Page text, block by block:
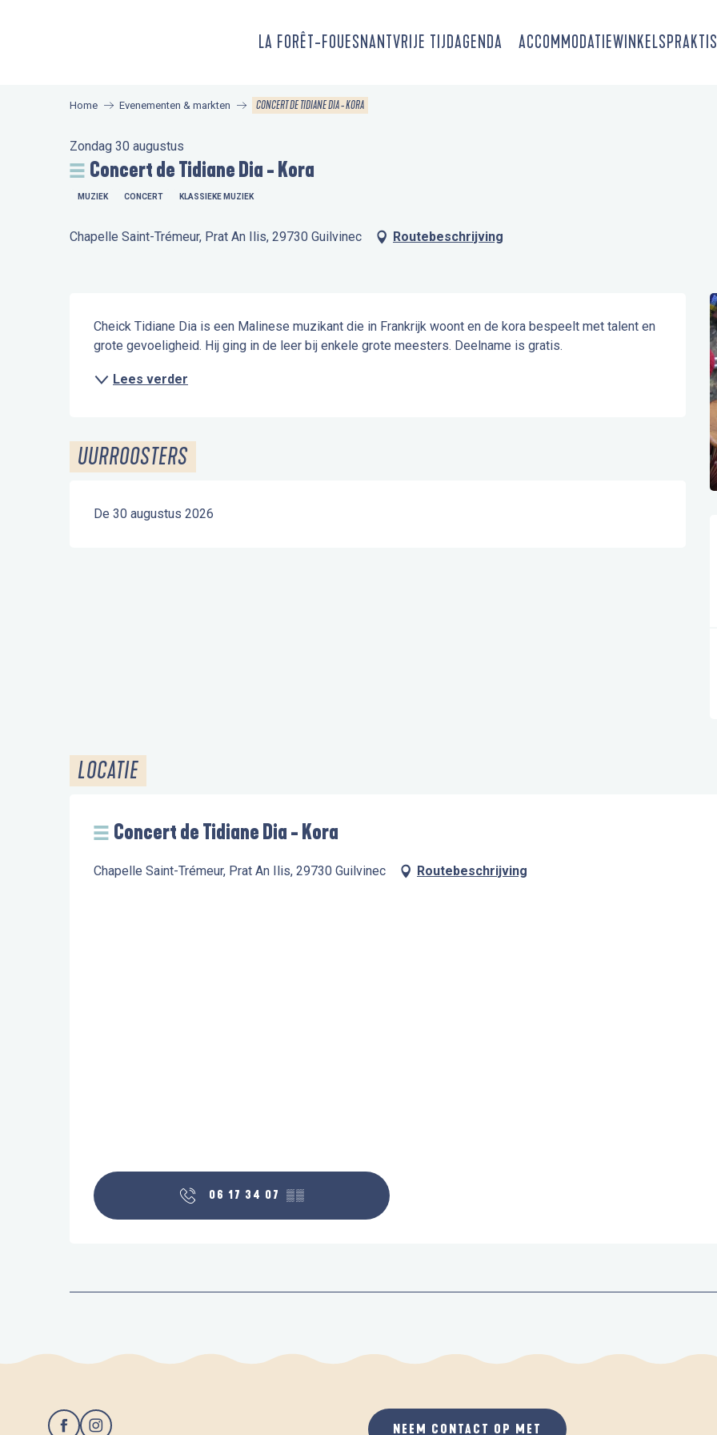
LA FORÊT-FOUESNANTVRIJE TIJDAGENDA ACCOMMODATIEWINKELS
Home Evenementen & markten CONCERT DE TIDIANE DIA - KORA
Zondag 30 augustus
Concert de Tidiane Dia - Kora
MUZIEK CONCERT KLASSIEKE MUZIEK
Chapelle Saint-Trémeur, Prat An Ilis, 29730 Guilvinec Routebeschrijving
Beschrijving
Cheick Tidiane Dia is een Malinese muzikant die in Frankrijk woont en de kora bespeelt met talent en
grote gevoeligheid. Hij ging in de leer bij enkele grote meesters. Deelname is gratis.
Lees verder
UURROOSTERS
De 30 augustus 2026
LOCATIE
Concert de Tidiane Dia - Kora
Chapelle Saint-Trémeur, Prat An Ilis, 29730 Guilvinec Routebeschrijving
06 17 34 07 ▒▒
NEEM CONTACT OP MET